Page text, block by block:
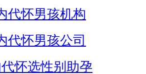
代怀男孩机构
代怀男孩公司
代怀选性别助孕